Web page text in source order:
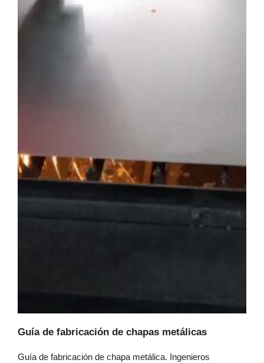
Guía de fabricación de chapas metálicas
Guía de fabricación de chapa metálica. Ingenieros